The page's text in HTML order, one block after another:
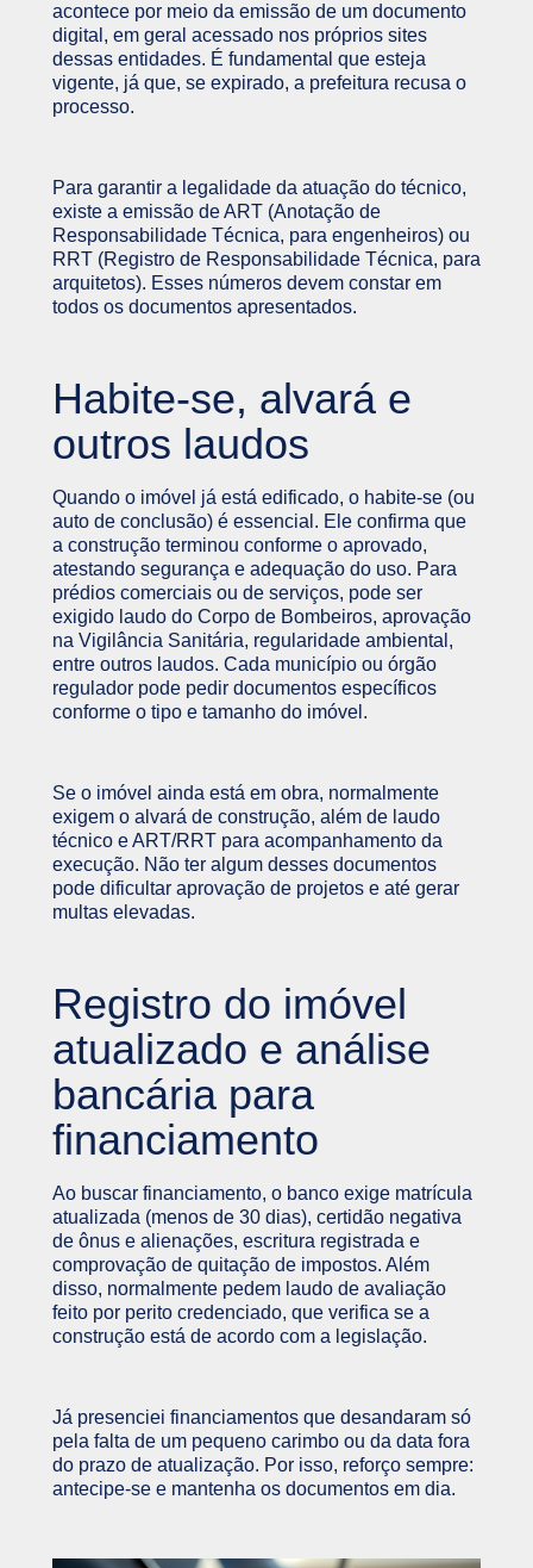
acontece por meio da emissão de um documento
digital, em geral acessado nos próprios sites
dessas entidades. É fundamental que esteja
vigente, já que, se expirado, a prefeitura recusa o
processo.
Para garantir a legalidade da atuação do técnico,
existe a emissão de ART (Anotação de
Responsabilidade Técnica, para engenheiros) ou
RRT (Registro de Responsabilidade Técnica, para
arquitetos). Esses números devem constar em
todos os documentos apresentados.
Habite-se, alvará e
outros laudos
Quando o imóvel já está edificado, o habite-se (ou
auto de conclusão) é essencial. Ele confirma que
a construção terminou conforme o aprovado,
atestando segurança e adequação do uso. Para
prédios comerciais ou de serviços, pode ser
exigido laudo do Corpo de Bombeiros, aprovação
na Vigilância Sanitária, regularidade ambiental,
entre outros laudos. Cada município ou órgão
regulador pode pedir documentos específicos
conforme o tipo e tamanho do imóvel.
Se o imóvel ainda está em obra, normalmente
exigem o alvará de construção, além de laudo
técnico e ART/RRT para acompanhamento da
execução. Não ter algum desses documentos
pode dificultar aprovação de projetos e até gerar
multas elevadas.
Registro do imóvel
atualizado e análise
bancária para
financiamento
Ao buscar financiamento, o banco exige matrícula
atualizada (menos de 30 dias), certidão negativa
de ônus e alienações, escritura registrada e
comprovação de quitação de impostos. Além
disso, normalmente pedem laudo de avaliação
feito por perito credenciado, que verifica se a
construção está de acordo com a legislação.
Já presenciei financiamentos que desandaram só
pela falta de um pequeno carimbo ou da data fora
do prazo de atualização. Por isso, reforço sempre:
antecipe-se e mantenha os documentos em dia.